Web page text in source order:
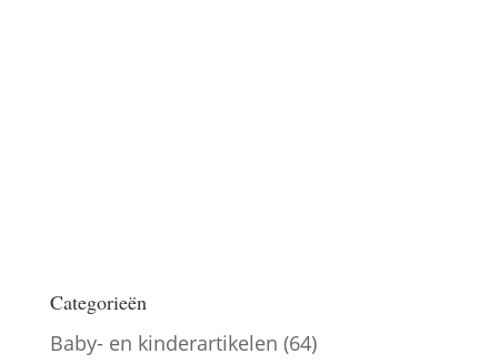
Categorieën
Baby- en kinderartikelen (64)